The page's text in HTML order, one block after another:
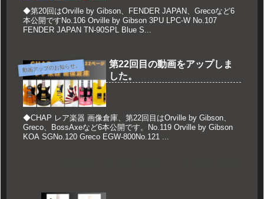
◆第20回はOrville by Gibson、FENDER JAPAN、Grecoなど6
本公開ですNo.106 Orville by Gibson 3PU LPC-W No.107
FENDER JAPAN TN-90SPL Blue S...
動画アップのお知らせ。
第22回目の動画をアップしま
した。
◆CHAP レア楽器 画像倉庫、第22回目はOrville by Gibson、
Greco、BossAxeなど6本公開です。No.119 Orville by Gibson
KOA SGNo.120 Greco EGW-800No.121 ...